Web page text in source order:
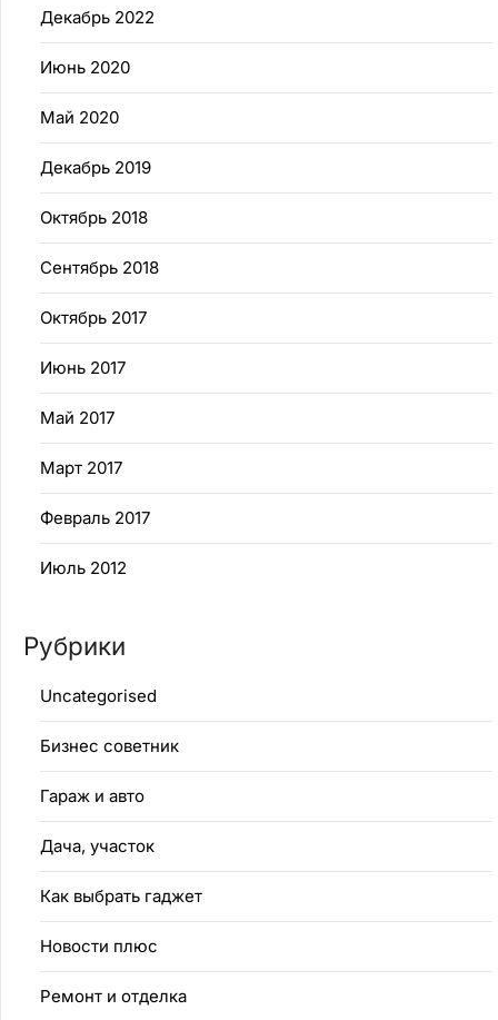
Декабрь 2022
Июнь 2020
Май 2020
Декабрь 2019
Октябрь 2018
Сентябрь 2018
Октябрь 2017
Июнь 2017
Май 2017
Март 2017
Февраль 2017
Июль 2012
Рубрики
Uncategorised
Бизнес советник
Гараж и авто
Дача, участок
Как выбрать гаджет
Новости плюс
Ремонт и отделка